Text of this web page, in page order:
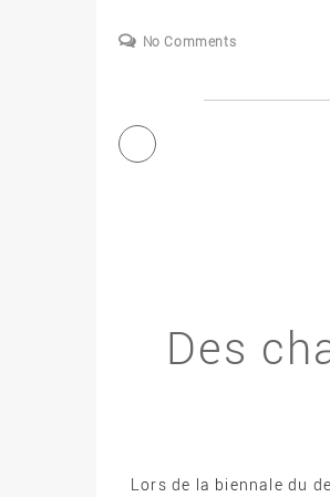
No Comments
Des
Lors de la biennale du